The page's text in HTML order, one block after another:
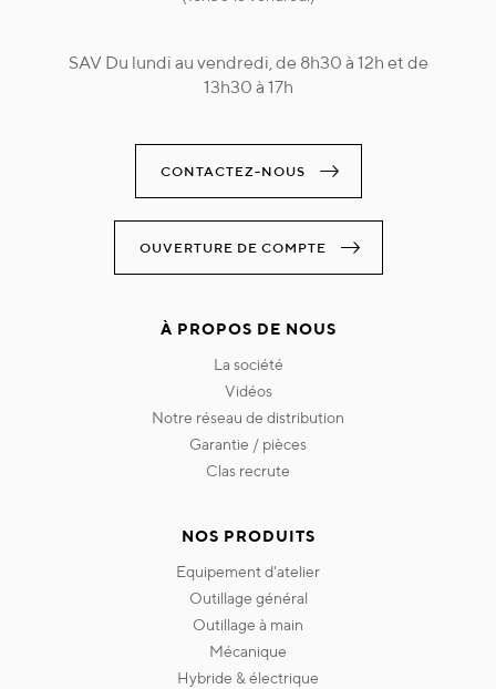
SAV Du lundi au vendredi, de 8h30 à 12h et de
13h30 à 17h
CONTACTEZ-NOUS
OUVERTURE DE COMPTE
À PROPOS DE NOUS
la société
vidéos
notre réseau de distribution
garantie / pièces
clas recrute
NOS PRODUITS
equipement d'atelier
outillage général
outillage à main
mécanique
hybride & électrique